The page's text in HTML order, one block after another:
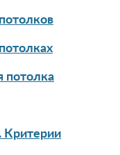
потолка
Критерии